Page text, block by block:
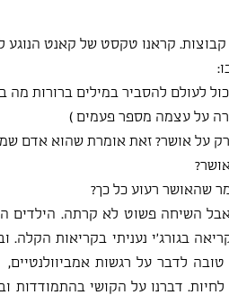
קראנו טקסט של קאנט
לעולם להסביר במילים ברורות
על עצמה מספר פעמים )
על אושר? זאת אומרת שהוא אדם
שהאושר רעוע כל כך?